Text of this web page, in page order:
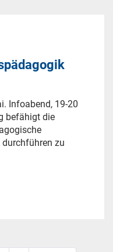
Infoabend, 19-20
befähigt die
zu